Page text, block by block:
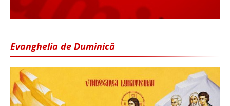
Evanghelia de Duminică